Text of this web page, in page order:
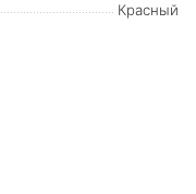
Красный